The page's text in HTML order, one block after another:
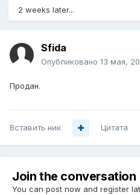
2 weeks later...
Sfida
Опубликовано 13 мая,
Продан.
Вставить ник Цитата
Join the conversation
You can post now and register